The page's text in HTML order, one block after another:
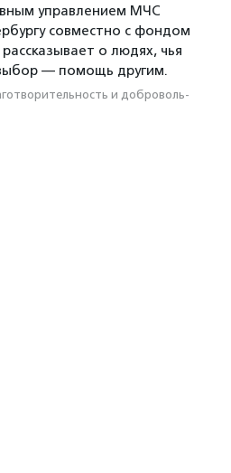
управлением МЧС
совместно с фондом
о людях, чья
— помощь другим.
и доброволь­